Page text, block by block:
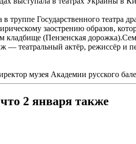
в труппе Государственного театра
заострению образов,
кладбище (Пензенская
театральный актёр, режиссёр и
музея Академии русского
2 января также